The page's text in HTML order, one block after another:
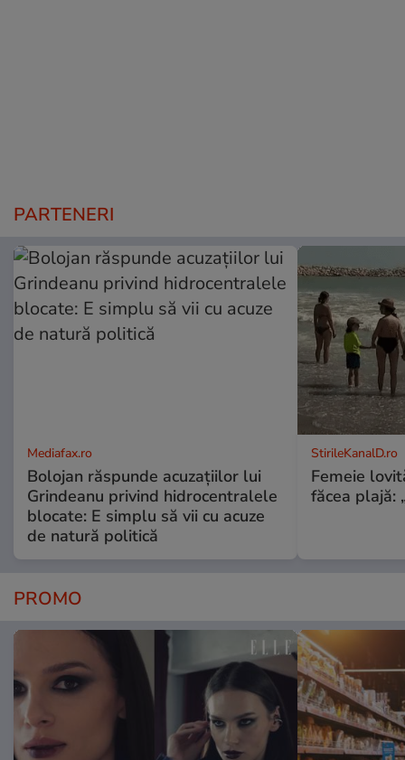
PARTENERI
Mediafax.ro
Bolojan răspunde acuzațiilor lui
Grindeanu privind hidrocentralele
blocate: E simplu să vii cu acuze
de natură politică
StirileKanalD.ro
Femeie
făcea plajă:
PROMO